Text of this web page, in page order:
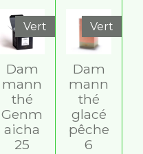
Vert
Dam
mann
thé
Genm
aicha
25
Vert
Dam
mann
thé
glacé
pêche
6